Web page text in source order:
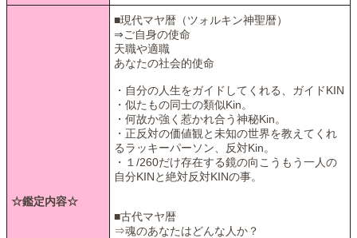
☆鑑定内容☆
■現代マヤ暦（ツォルキン神聖暦）
⇒ご自身の使命
天職や適職
あなたの社会的使命
・自分の人生をガイドしてくれる、ガイドKIN
・似たもの同士の類似Kin。
・何故か強く惹かれ合う神秘Kin。
・正反対の価値観と未知の世界を教えてくれ
るラッキーパーソン、反対Kin。
・１/260だけ存在する鏡の向こうもう一人の
自分KINと絶対反対KINの事。
■古代マヤ暦
⇒魂のあなたはどんな人か？